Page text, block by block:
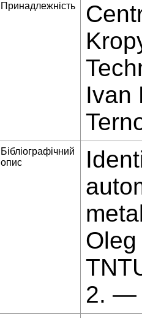
Принадлежність
Ivan
Бібліографічний
опис
2. —